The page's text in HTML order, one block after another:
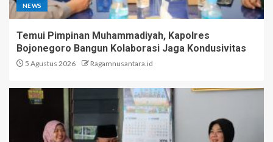
NEWS
Temui Pimpinan Muhammadiyah, Kapolres
Bojonegoro Bangun Kolaborasi Jaga Kondusivitas
5 Agustus 2026 Ragamnusantara.id